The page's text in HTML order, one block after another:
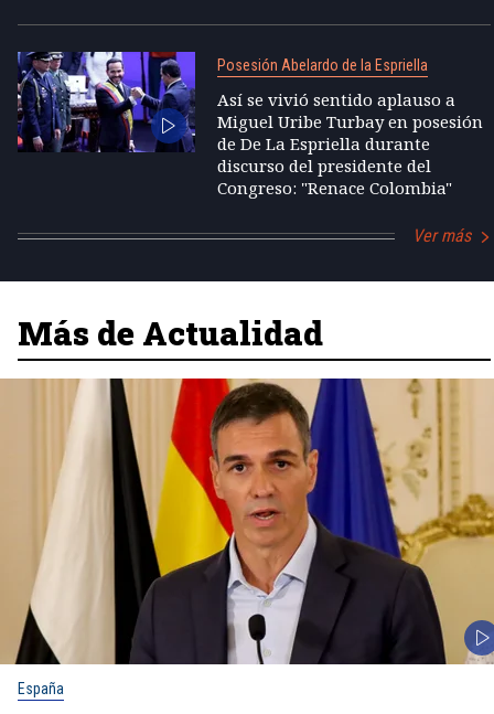
Posesión Abelardo de la Espriella
Así se vivió sentido aplauso a
Miguel Uribe Turbay en posesión
de De La Espriella durante
discurso del presidente del
Congreso: "Renace Colombia"
Ver más
Más de Actualidad
España